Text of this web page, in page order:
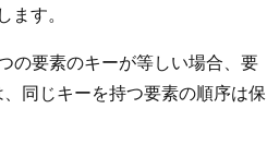
す。
の要素のキーが等しい場合、要
同じキーを持つ要素の順序は保